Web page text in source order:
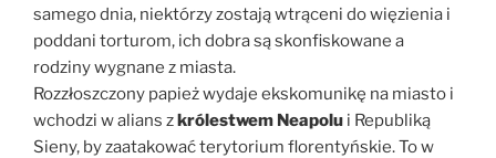
samego dnia, niektórzy zostają wtrąceni do więzienia i
poddani torturom, ich dobra są skonfiskowane a
rodziny wygnane z miasta.
Rozzłoszczony papież wydaje ekskomunikę na miasto i
wchodzi w alians zkrólestwem Neapolu i Republiką
Sieny, by zaatakować terytorium florentyńskie. To w